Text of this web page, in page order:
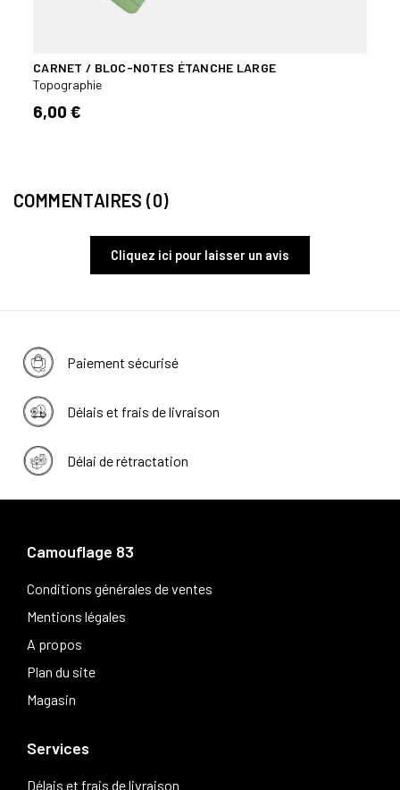
CARNET / BLOC-NOTES ÉTANCHE LARGE
Topographie
6,00 €
COMMENTAIRES (0)
Cliquez ici pour laisser un avis
Paiement sécurisé
Délais et frais de livraison
Délai de rétractation
Camouflage 83
Conditions générales de ventes
Mentions légales
A propos
Plan du site
Magasin
Services
Délais et frais de livraison